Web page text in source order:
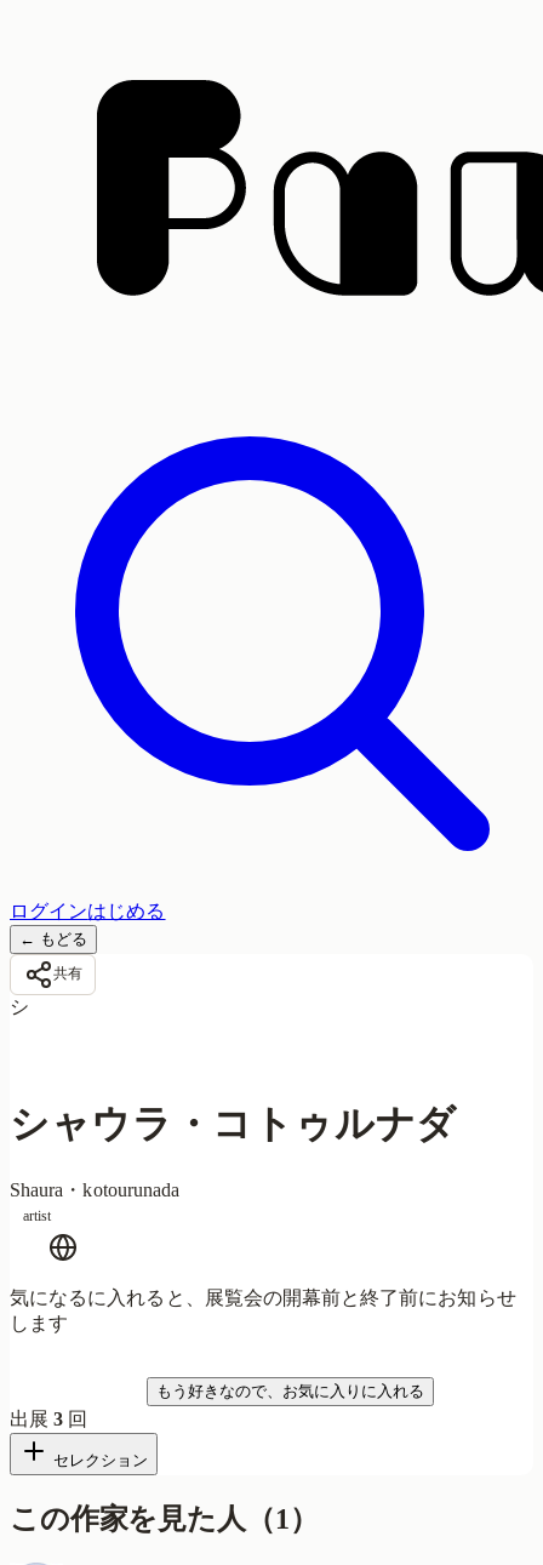
ログインはじめる
← もどる
共有
シ
シャウラ・コトゥルナダ
Shaura・kotourunada
artist
気になるに入れると、展覧会の開幕前と終了前にお知らせ
します
もう好きなので、お気に入りに入れる
出展3 回
セレクション
この作家を見た人 （1）